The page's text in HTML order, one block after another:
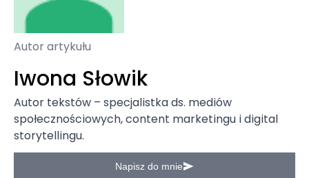
Autor artykułu
Iwona Słowik
Autor tekstów – specjalistka ds. mediów
społecznościowych, content marketingu i digital
storytellingu.
Napisz do mnie